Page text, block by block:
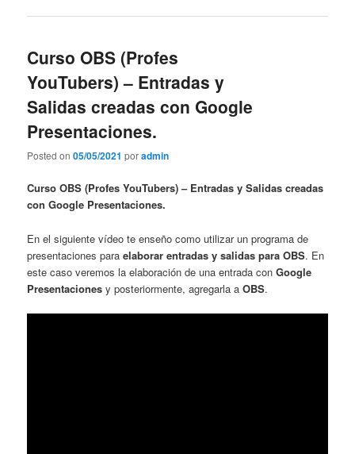
Curso OBS (Profes
YouTubers) – Entradas y
Salidas creadas con Google
Presentaciones.
Posted on05/05/2021 poradmin
Curso OBS (Profes YouTubers) – Entradas y Salidas creadas
con Google Presentaciones.
En el siguiente vídeo te enseño como utilizar un programa de
presentaciones paraelaborar entradas y salidas para OBS. En
este caso veremos la elaboración de una entrada conGoogle
Presentaciones y posteriormente, agregarla aOBS.